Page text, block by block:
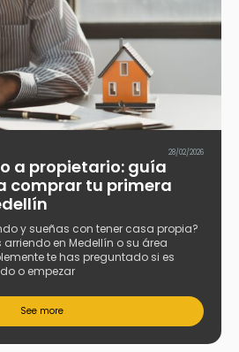
28/02/2026
a propietario: guía
comprar tu primera
y sueñas con tener casa propia?
en Medellín o su área
te has preguntado si es
o empezar
See more